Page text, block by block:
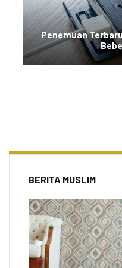
Penemuan
BERITA MUSLIM